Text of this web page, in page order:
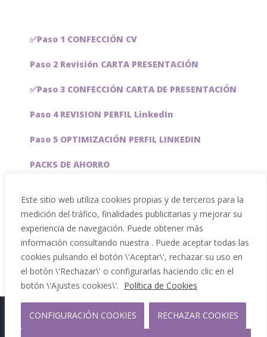
Este sitio web utiliza cookies propias y de terceros para la
medición del tráfico, finalidades publicitarias y mejorar su
experiencia de navegación. Puede obtener más
información consultando nuestra . Puede aceptar todas las
cookies pulsando el botón \'Aceptar\', rechazar su uso en
el botón \'Rechazar\' o configurarlas haciendo clic en el
botón \'Ajustes cookies\'. Política de Cookies
CONFIGURACIÓN COOKIES RECHAZAR COOKIES
✅Paso 1 CONFECCIÓN CV
Paso 2 Revisión CARTA PRESENTACIÓN
✅Paso 3 CONFECCIÓN CARTA DE PRESENTACIÓN
Paso 4 REVISION PERFIL LinkedIn
Paso 5 OPTIMIZACIÓN PERFIL LINKEDIN
PACKS DE AHORRO
Servicios especiales
Copyright 2012 - 2026 |